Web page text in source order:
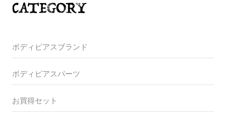
ボディピアスブランド
ボディピアスパーツ
お買得セット